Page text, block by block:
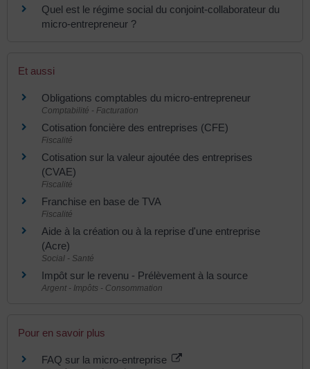
Quel est le régime social du conjoint-collaborateur du
micro-entrepreneur ?
Et aussi
Obligations comptables du micro-entrepreneur
Comptabilité - Facturation
Cotisation foncière des entreprises (CFE)
Fiscalité
Cotisation sur la valeur ajoutée des entreprises
(CVAE)
Fiscalité
Franchise en base de TVA
Fiscalité
Aide à la création ou à la reprise d'une entreprise
(Acre)
Social - Santé
Impôt sur le revenu - Prélèvement à la source
Argent - Impôts - Consommation
Pour en savoir plus
FAQ sur la micro-entreprise